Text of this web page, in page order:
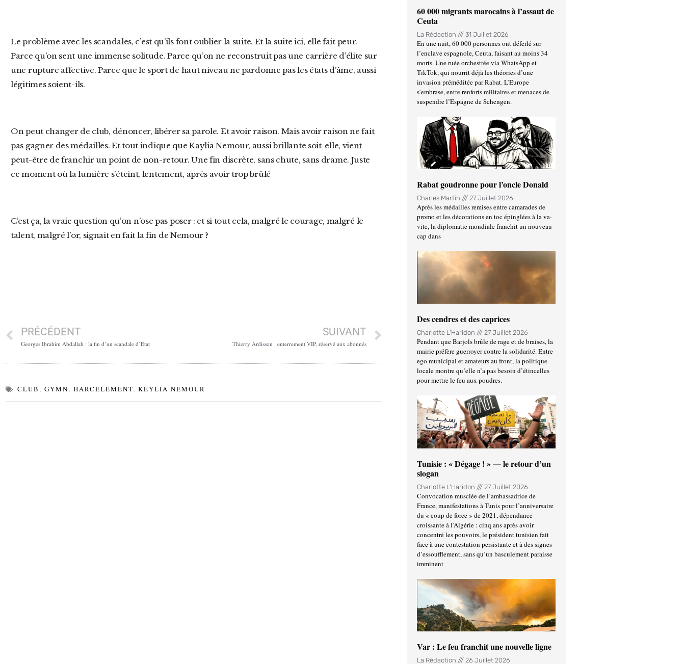
Le problème avec les scandales, c’est qu’ils font oublier la suite. Et la suite ici, elle fait peur.
Parce qu’on sent une immense solitude. Parce qu’on ne reconstruit pas une carrière d’élite sur
une rupture affective. Parce que le sport de haut niveau ne pardonne pas les états d’âme, aussi
légitimes soient-ils.
On peut changer de club, dénoncer, libérer sa parole. Et avoir raison. Mais avoir raison ne fait
pas gagner des médailles. Et tout indique que Kaylia Nemour, aussi brillante soit-elle, vient
peut-être de franchir un point de non-retour. Une fin discrète, sans chute, sans drame. Juste
ce moment où la lumière s’éteint, lentement, après avoir trop brûlé
C’est ça, la vraie question qu’on n’ose pas poser : et si tout cela, malgré le courage, malgré le
talent, malgré l’or, signait en fait la fin de Nemour ?
PRÉCÉDENT
Georges Ibrahim Abdallah : la fin d’un scandale d’État
SUIVANT
Thierry Ardisson : enterrement VIP, réservé aux abonnés
CLUB, GYMN, HARCELEMENT, KEYLIA NEMOUR
60 000 migrants marocains à l’assaut de
Ceuta
La Rédaction 31 Juillet 2026
En une nuit, 60 000 personnes ont déferlé sur
l’enclave espagnole, Ceuta, faisant au moins 34
morts. Une ruée orchestrée via WhatsApp et
TikTok, qui nourrit déjà les théories d’une
invasion préméditée par Rabat. L’Europe
s’embrase, entre renforts militaires et menaces de
suspendre l’Espagne de Schengen.
Rabat goudronne pour l’oncle Donald
Charles Martin 27 Juillet 2026
Après les médailles remises entre camarades de
promo et les décorations en toc épinglées à la va-
vite, la diplomatie mondiale franchit un nouveau
cap dans
Des cendres et des caprices
Charlotte L'Haridon 27 Juillet 2026
Pendant que Barjols brûle de rage et de braises, la
mairie préfère guerroyer contre la solidarité. Entre
ego municipal et amateurs au front, la politique
locale montre qu’elle n’a pas besoin d’étincelles
pour mettre le feu aux poudres.
Tunisie : « Dégage ! » — le retour d’un
slogan
Charlotte L'Haridon 27 Juillet 2026
Convocation musclée de l’ambassadrice de
France, manifestations à Tunis pour l’anniversaire
du « coup de force » de 2021, dépendance
croissante à l’Algérie : cinq ans après avoir
concentré les pouvoirs, le président tunisien fait
face à une contestation persistante et à des signes
d’essoufflement, sans qu’un basculement paraisse
imminent
Var : Le feu franchit une nouvelle ligne
La Rédaction 26 Juillet 2026